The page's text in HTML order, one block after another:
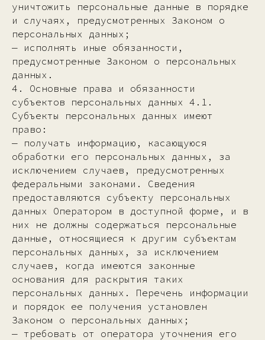
уничтожить персональные данные в порядке
и случаях, предусмотренных Законом о
персональных данных;
— исполнять иные обязанности,
предусмотренные Законом о персональных
данных.
4. Основные права и обязанности
субъектов персональных данных 4.1.
Субъекты персональных данных имеют
право:
— получать информацию, касающуюся
обработки его персональных данных, за
исключением случаев, предусмотренных
федеральными законами. Сведения
предоставляются субъекту персональных
данных Оператором в доступной форме, и в
них не должны содержаться персональные
данные, относящиеся к другим субъектам
персональных данных, за исключением
случаев, когда имеются законные
основания для раскрытия таких
персональных данных. Перечень информации
и порядок ее получения установлен
Законом о персональных данных;
— требовать от оператора уточнения его